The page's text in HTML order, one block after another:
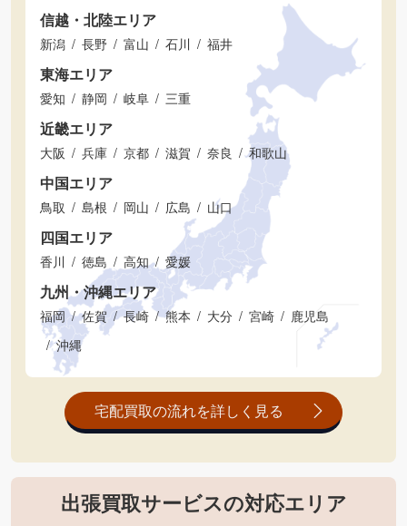
信越・北陸エリア
新潟 長野 富山 石川 福井
東海エリア
愛知 静岡 岐阜 三重
近畿エリア
大阪 兵庫 京都 滋賀 奈良 和歌山
中国エリア
鳥取 島根 岡山 広島 山口
四国エリア
香川 徳島 高知 愛媛
九州・沖縄エリア
福岡 佐賀 長崎 熊本 大分 宮崎
鹿児島
沖縄
宅配買取の流れを詳しく見る
出張買取サービスの対応エリア